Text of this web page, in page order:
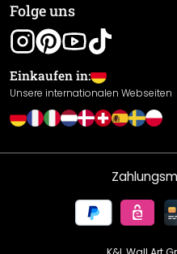
Gewährleistung
Leistungserklärung / CE-
Cookie Einstellungen
Folge uns
Einkaufen in:
Unsere internationalen Webseiten